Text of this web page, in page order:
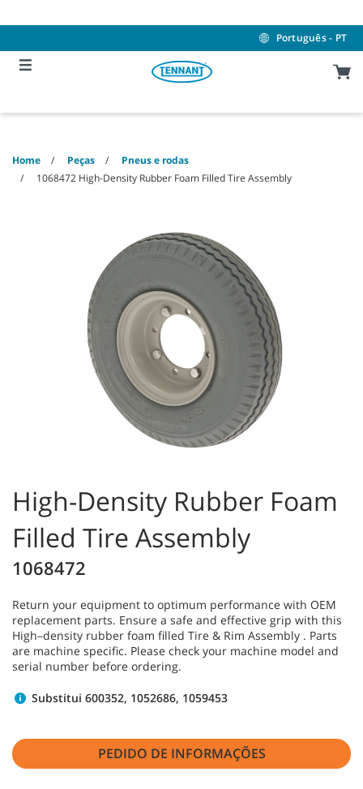
to
to
menu
Português - PT
Home Peças
Pneus e rodas
1068472 High-Density Rubber Foam Filled Tire Assembly
High-Density Rubber Foam
Filled Tire Assembly
1068472
Return your equipment to optimum performance with OEM
replacement parts. Ensure a safe and effective grip with this
High–density rubber foam filled Tire & Rim Assembly . Parts
are machine specific. Please check your machine model and
serial number before ordering.
Substitui 600352, 1052686, 1059453
PEDIDO DE INFORMAÇÕES